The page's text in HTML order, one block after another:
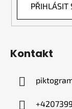
PŘIHLÁSIT
Kontakt